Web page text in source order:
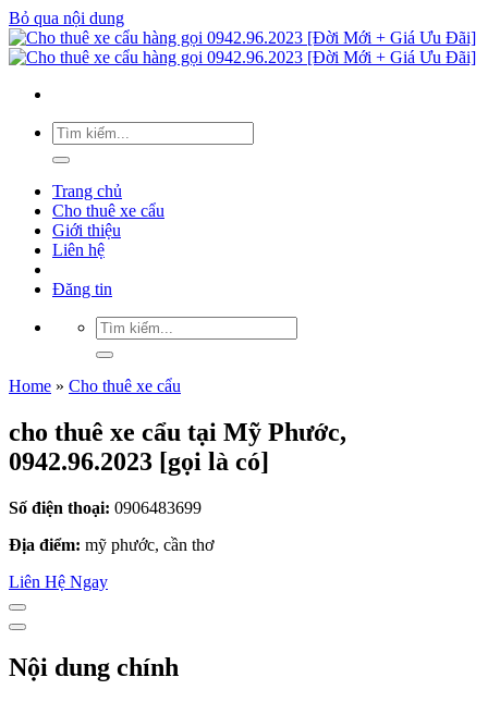
Bỏ qua nội dung
Trang chủ
Cho thuê xe cẩu
Giới thiệu
Liên hệ
Đăng tin
Home » Cho thuê xe cẩu
cho thuê xe cẩu tại Mỹ Phước,
0942.96.2023 [gọi là có]
Số điện thoại: 0906483699
Địa điểm: mỹ phước, cần thơ
Liên Hệ Ngay
Nội dung chính